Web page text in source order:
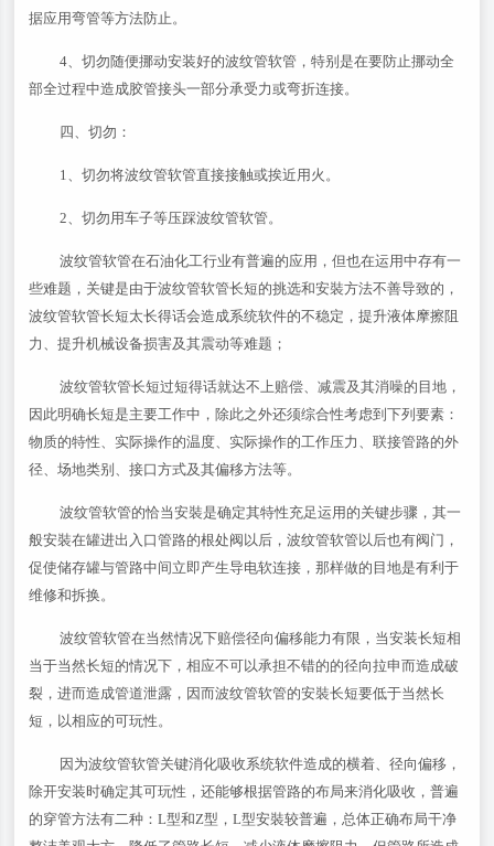
据应用弯管等方法防止。
4、切勿随便挪动安装好的波纹管软管，特别是在要防止挪动全
部全过程中造成胶管接头一部分承受力或弯折连接。
四、切勿：
1、切勿将波纹管软管直接接触或挨近用火。
2、切勿用车子等压踩波纹管软管。
波纹管软管在石油化工行业有普遍的应用，但也在运用中存有一
些难题，关键是由于波纹管软管长短的挑选和安裝方法不善导致的，
波纹管软管长短太长得话会造成系统软件的不稳定，提升液体摩擦阻
力、提升机械设备损害及其震动等难题；
波纹管软管长短过短得话就达不上赔偿、减震及其消噪的目地，
因此明确长短是主要工作中，除此之外还须综合性考虑到下列要素：
物质的特性、实际操作的温度、实际操作的工作压力、联接管路的外
径、场地类别、接口方式及其偏移方法等。
波纹管软管的恰当安裝是确定其特性充足运用的关键步骤，其一
般安裝在罐进出入口管路的根处阀以后，波纹管软管以后也有阀门，
促使储存罐与管路中间立即产生导电软连接，那样做的目地是有利于
维修和拆换。
波纹管软管在当然情况下赔偿径向偏移能力有限，当安装长短相
当于当然长短的情况下，相应不可以承担不错的的径向拉申而造成破
裂，进而造成管道泄露，因而波纹管软管的安裝长短要低于当然长
短，以相应的可玩性。
因为波纹管软管关键消化吸收系统软件造成的横着、径向偏移，
除开安装时确定其可玩性，还能够根据管路的布局来消化吸收，普遍
的穿管方法有二种：L型和Z型，L型安裝较普遍，总体正确布局干净